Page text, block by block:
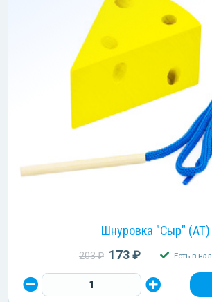
Шнуровка "Сыр" (АТ)
203 ₽ 173 ₽ Есть в